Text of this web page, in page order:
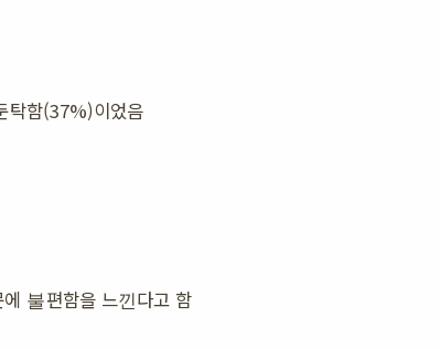
탁함(37%)이었음
불편함을 느낀다고 함